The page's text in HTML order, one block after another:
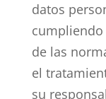
datos
de las
el
su